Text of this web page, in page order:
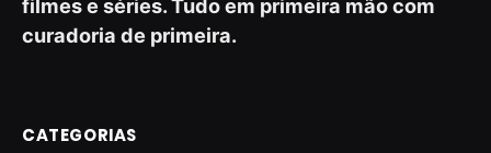
filmes e séries. Tudo em primeira mão com
curadoria de primeira.
CATEGORIAS